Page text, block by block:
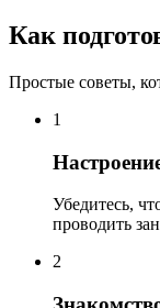
Как
Простые советы,
1
Убедитесь,
проводить
2